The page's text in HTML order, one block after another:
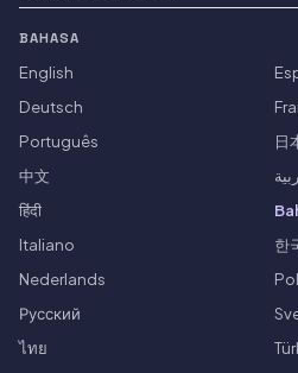
BAHASA
English
Deutsch
Português
日
中文
हिंदी
Italiano
한
Nederlands
Русский
ไทย